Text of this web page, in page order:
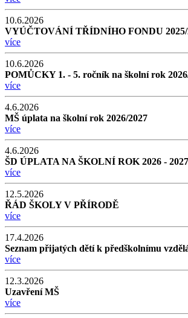
10.6.2026
VYÚČTOVÁNÍ TŘÍDNÍHO FONDU 2025/
více
10.6.2026
POMŮCKY 1. - 5. ročník na školní rok
více
4.6.2026
MŠ úplata na školní rok 2026/2027
více
4.6.2026
ŠD ÚPLATA NA ŠKOLNÍ ROK 2026 - 2027
více
12.5.2026
ŘÁD ŠKOLY V PŘÍRODĚ
více
17.4.2026
Seznam přijatých dětí k předškolnímu
více
12.3.2026
Uzavření MŠ
více